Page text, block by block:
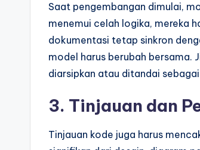
Saat pengembangan dimulai,
menemui celah logika, mereka
dokumentasi tetap sinkron
model harus berubah bersama.
diarsipkan atau ditandai sebagai
3. Tinjauan dan
Tinjauan kode juga harus